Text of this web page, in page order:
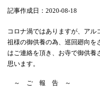
記事作成日：2020-08-18
コロナ渦ではありますが、ア
祖様の御供養の為、巡回廻向を
はご連絡を頂き、お寺で御供養
思います。
～ ご 報 告 ～